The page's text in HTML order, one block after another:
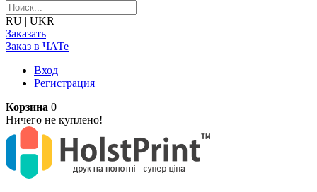
RU | UKR
Заказать
Заказ в ЧАТе
Вход
Регистрация
Корзина 0
Ничего не куплено!